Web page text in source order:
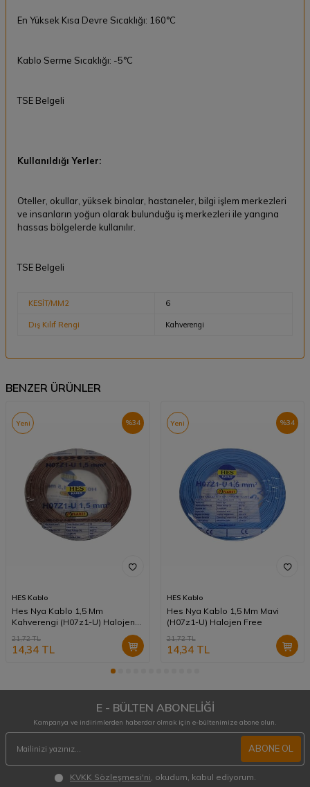
En Yüksek Kısa Devre Sıcaklığı: 160°C
Kablo Serme Sıcaklığı: -5°C
TSE Belgeli
Kullanıldığı Yerler:
Oteller, okullar, yüksek binalar, hastaneler, bilgi işlem merkezleri
ve insanların yoğun olarak bulunduğu iş merkezleri ile yangına
hassas bölgelerde kullanılır.
TSE Belgeli
KESİT/MM2 6
Dış Kılıf Rengi Kahverengi
BENZER ÜRÜNLER
%34
Yeni
HES Kablo
Hes Nya Kablo 1,5 Mm
Kahverengi (H07z1-U) Halojen
21,72TL
14,34 TL
%34
Yeni
HES Kablo
Hes Nya Kablo 1,5 Mm Mavi
(H07z1-U) Halojen Free
21,72TL
14,34TL
E - BÜLTEN ABONELİĞİ
Kampanya ve indirimlerden haberdar olmak için e-bültenimize abone olun.
ABONE OL
KVKK Sözleşmesi'ni , okudum, kabul ediyorum.